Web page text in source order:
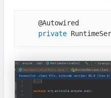
    @Autowired
private